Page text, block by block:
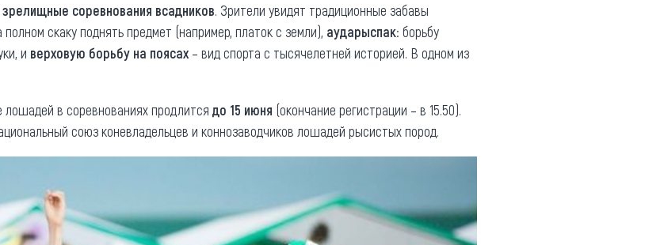
зрелищные соревнования всадников. Зрители увидят традиционные забавы
скаку поднять предмет (например, платок с земли), аударыспак: борьбу
и верховую борьбу на поясах – вид спорта с тысячелетней историей. В одном из
лошадей в соревнованиях продлится до 15 июня (окончание регистрации – в 15.50).
союз коневладельцев и коннозаводчиков лошадей рысистых пород.